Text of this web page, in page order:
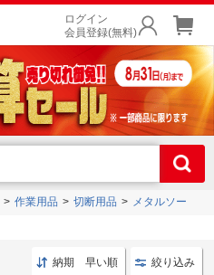
ログイン
会員登録(無料)
作業用品 切断用品 メタルソー
などの人気メーカーのメタルソーを豊富
納期 早い順 絞り込み